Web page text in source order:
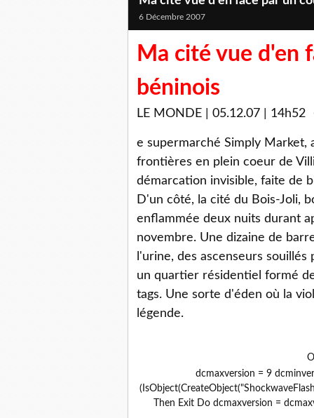
6 Décembre 2007
Ma cité vue d'en
béninois
LE MONDE | 05.12.07 |
e supermarché Simply Market,
frontières en plein coeur de
démarcation invisible, faite de
D'un côté, la cité du Bois-Joli,
enflammée deux nuits durant
novembre. Une dizaine de
l'urine, des ascenseurs
un quartier résidentiel formé
tags. Une sorte d'éden où la
légende.
dcmaxversion = 9
Then Exit Do dcmaxversion =